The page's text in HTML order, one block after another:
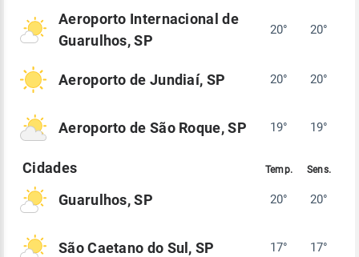
Aeroporto Internacional de
Guarulhos, SP
20° 20°
Aeroporto de Jundiaí, SP 20° 20°
Aeroporto de São Roque, SP 19° 19°
Guarulhos, SP 20° 20°
São Caetano do Sul, SP 17° 17°